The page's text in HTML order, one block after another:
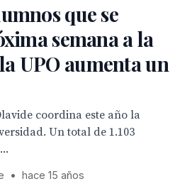
que se
semana a la
UPO aumenta un
coordina este año la
Un total de 1.103
• hace 15 años